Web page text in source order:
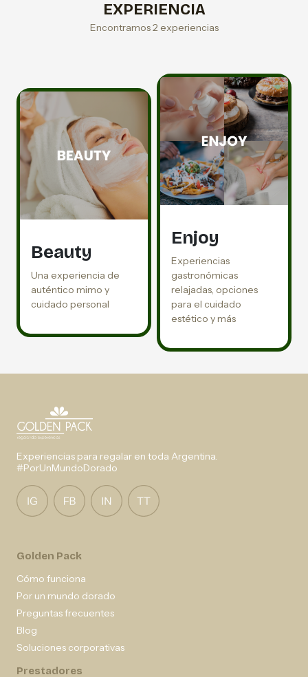
EXPERIENCIA
Encontramos 2 experiencias
Beauty
Una experiencia de
auténtico mimo y
cuidado personal
Enjoy
Experiencias
gastronómicas
relajadas, opciones
para el cuidado
estético y más
Experiencias para regalar en toda Argentina.
#PorUnMundoDorado
Golden Pack
Cómo funciona
Por un mundo dorado
Preguntas frecuentes
Blog
Soluciones corporativas
Prestadores